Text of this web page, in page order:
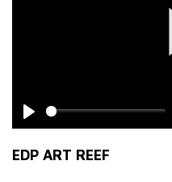
Play
EDP ART REEF